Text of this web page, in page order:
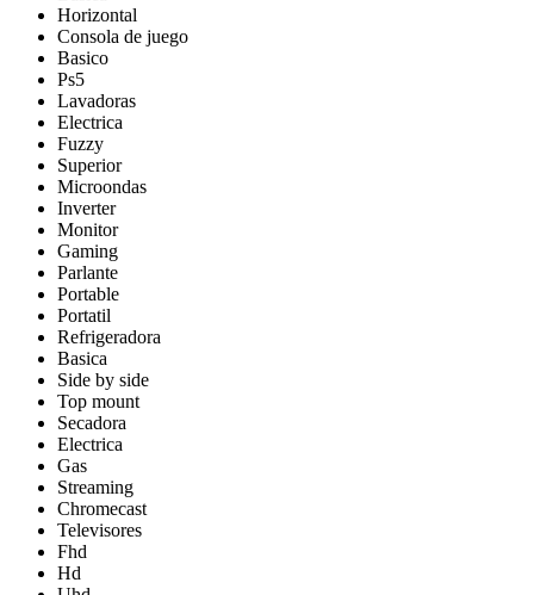
Horizontal
Consola de juego
Basico
Ps5
Lavadoras
Electrica
Fuzzy
Superior
Microondas
Inverter
Monitor
Gaming
Parlante
Portable
Portatil
Refrigeradora
Basica
Side by side
Top mount
Secadora
Electrica
Gas
Streaming
Chromecast
Televisores
Fhd
Hd